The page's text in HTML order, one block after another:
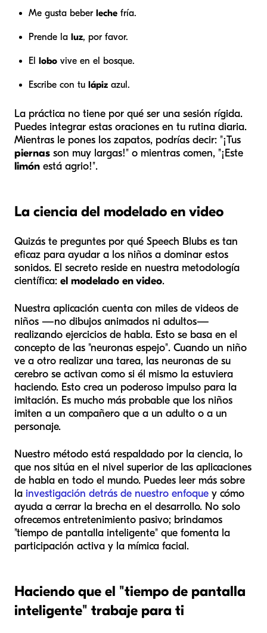
Me gusta beber leche fría.
Prende la luz, por favor.
El lobo vive en el bosque.
Escribe con tu lápiz azul.
La práctica no tiene por qué ser una sesión rígida.
Puedes integrar estas oraciones en tu rutina diaria.
Mientras le pones los zapatos, podrías decir: "¡Tus
piernas son muy largas!" o mientras comen, "¡Este
limón está agrio!".
La ciencia del modelado en video
Quizás te preguntes por qué Speech Blubs es tan
eficaz para ayudar a los niños a dominar estos
sonidos. El secreto reside en nuestra metodología
científica: el modelado en video.
Nuestra aplicación cuenta con miles de videos de
niños —no dibujos animados ni adultos—
realizando ejercicios de habla. Esto se basa en el
concepto de las "neuronas espejo". Cuando un niño
ve a otro realizar una tarea, las neuronas de su
cerebro se activan como si él mismo la estuviera
haciendo. Esto crea un poderoso impulso para la
imitación. Es mucho más probable que los niños
imiten a un compañero que a un adulto o a un
personaje.
Nuestro método está respaldado por la ciencia, lo
que nos sitúa en el nivel superior de las aplicaciones
de habla en todo el mundo. Puedes leer más sobre
la investigación detrás de nuestro enfoque y cómo
ayuda a cerrar la brecha en el desarrollo. No solo
ofrecemos entretenimiento pasivo; brindamos
"tiempo de pantalla inteligente" que fomenta la
participación activa y la mímica facial.
Haciendo que el "tiempo de pantalla
inteligente" trabaje para ti